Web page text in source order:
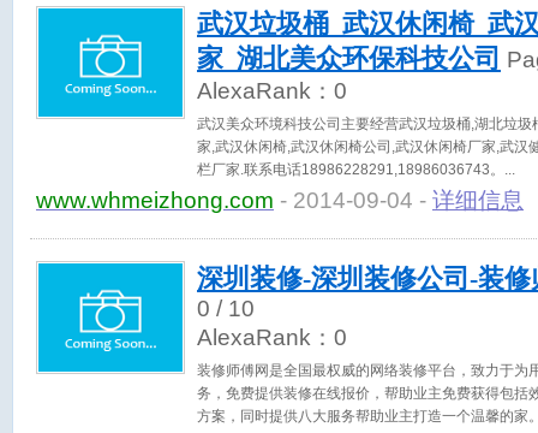
武汉垃圾桶_武汉休闲椅_武
家_湖北美众环保科技公司
AlexaRank： 0
武汉美众环境科技公司主要经营武汉垃圾桶,湖北垃
家,武汉休闲椅,武汉休闲椅公司,武汉休闲椅厂家,武汉
栏厂家.联系电话18986228291,18986036743。
www.whmeizhong.com - 2014-09-04 - 详细信息
深圳装修-深圳装修公司-装修
0 / 10
AlexaRank： 0
装修师傅网是全国最权威的网络装修平台，致力于为
务，免费提供装修在线报价，帮助业主免费获得包括
方案，同时提供八大服务帮助业主打造一个温馨的家